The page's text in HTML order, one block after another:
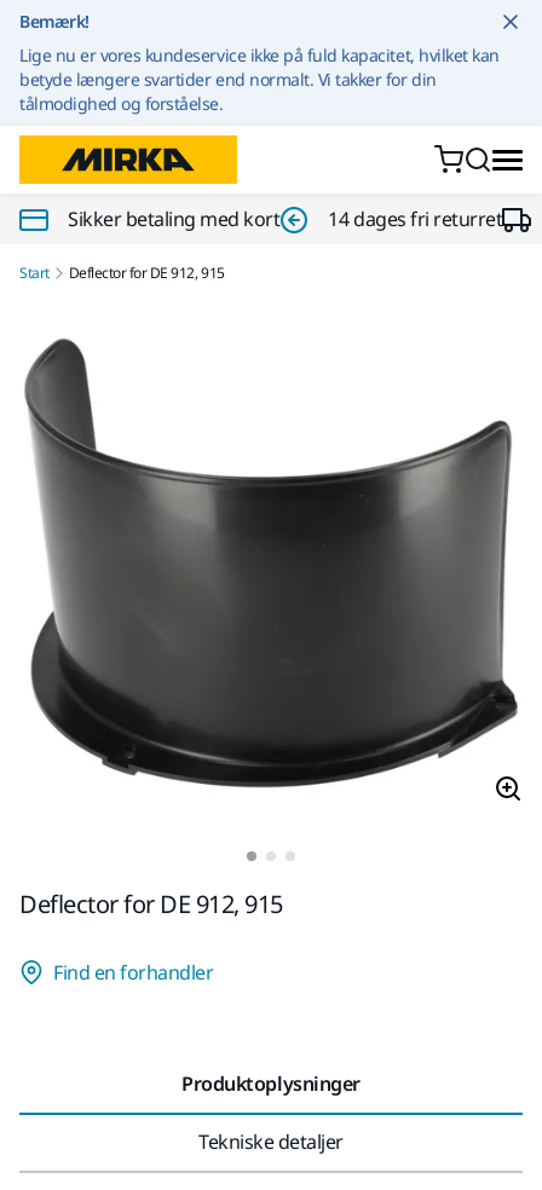
Bemærk!
Lige nu er vores kundeservice ikke på fuld kapacitet, hvilket kan
betyde længere svartider end normalt. Vi takker for din
tålmodighed og forståelse.
Sikker betaling med kort 14 dages fri returret
Start Deflector for DE 912, 915
Deflector for DE 912, 915
Find en forhandler
Produktoplysninger
Tekniske detaljer